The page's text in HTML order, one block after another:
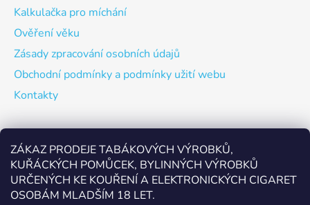
ZÁKAZ PRODEJE TABÁKOVÝCH VÝROBKŮ,
KUŘÁCKÝCH POMŮCEK, BYLINNÝCH VÝROBKŮ
URČENÝCH KE KOUŘENÍ A ELEKTRONICKÝCH CIGARET
OSOBÁM MLADŠÍM 18 LET.
Kalkulačka pro míchání
Ověření věku
Zásady zpracování osobních údajů
Obchodní podmínky a podmínky užití webu
Kontakty
Odebírat newsletter
Vložte svůj e-mail a my vám budeme zasílat informace o
nových produktech na našem e-shopu.